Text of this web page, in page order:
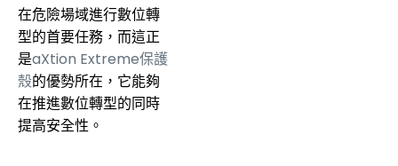
在危險場域進行數位轉
型的首要任務，而這正
是aXtion Extreme保護
殼的優勢所在，它能夠
在推進數位轉型的同時
提高安全性。